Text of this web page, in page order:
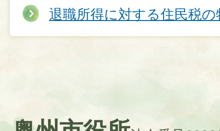
退職所得に対する住民税の